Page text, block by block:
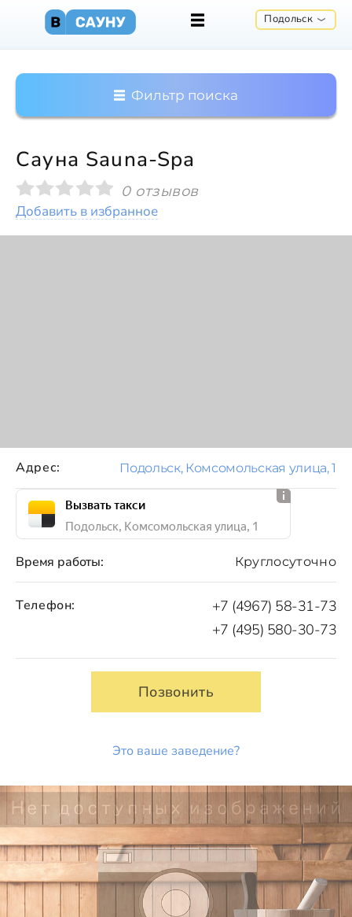
Подольск
Фильтр поиска
Сауна Sauna-Spa
0 отзывов
Добавить в избранное
Время работы: Круглосуточно
Телефон:
+7 (4967) 58-31-73
+7 (495) 580-30-73
Позвонить
Это ваше заведение?
Адрес: Подольск, Комсомольская улица, 1
Вызвать такси
Подольск, Комсомольская улица, 1